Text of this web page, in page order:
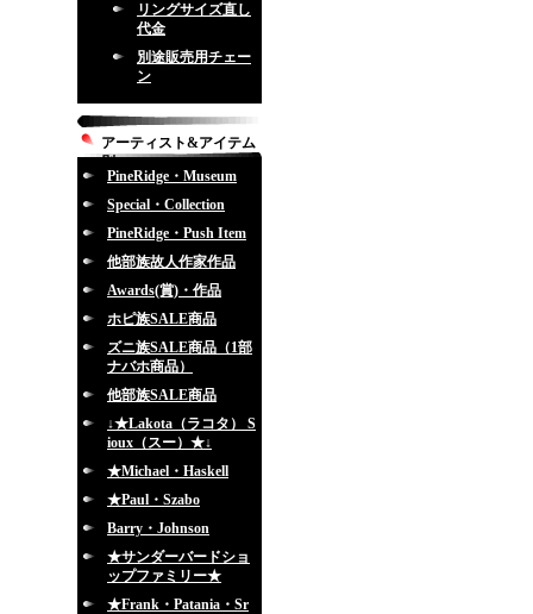
リングサイズ直し
代金
別途販売用チェー
ン
アーティスト&アイテム
別
PineRidge・Museum
Special・Collection
PineRidge・Push Item
他部族故人作家作品
Awards(賞)・作品
ホピ族SALE商品
ズニ族SALE商品（1部
ナバホ商品）
他部族SALE商品
↓★Lakota（ラコタ） S
ioux（スー）★↓
★Michael・Haskell
★Paul・Szabo
Barry・Johnson
★サンダーバードショ
ップファミリー★
★Frank・Patania・Sr